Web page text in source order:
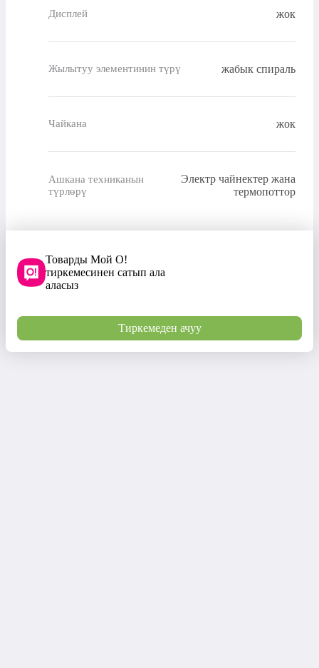
Дисплей жок
Жылытуу элементинин түрү жабык спираль
Чайкана жок
Ашкана техниканын
түрлөрү
Электр чайнектер жана
термопоттор
Товарды Мой О!
тиркемесинен сатып ала
аласыз
Тиркемеден ачуу